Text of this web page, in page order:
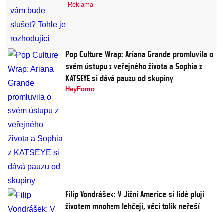
Reklama
Pop Culture Wrap: Ariana Grande promluvila o
svém ústupu z veřejného života a Sophia z
KATSEYE si dává pauzu od skupiny
HeyFomo
Filip Vondrášek: V Jižní Americe si lidé plují
životem mnohem lehčeji, věci tolik neřeší